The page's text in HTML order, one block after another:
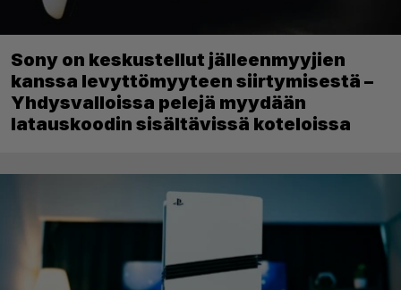
Sony on keskustellut jälleenmyyjien
kanssa levyttömyyteen siirtymisestä –
Yhdysvalloissa pelejä myydään
latauskoodin sisältävissä koteloissa